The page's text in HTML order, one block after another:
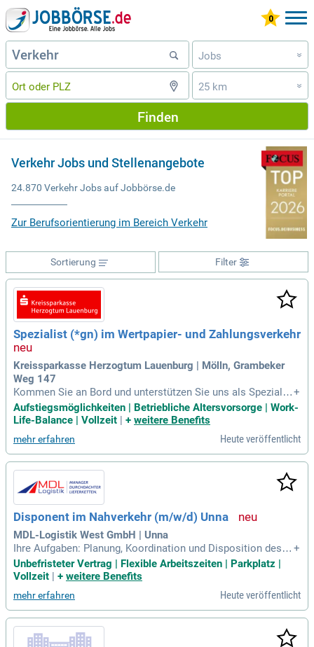
Jobs »
25 km »
Finden
Verkehr Jobs und Stellenangebote
24.870 Verkehr Jobs auf Jobbörse.de
Zur Berufsorientierung im Bereich Verkehr
Filter
Sortierung
Spezialist (*gn) im Wertpapier- und Zahlungsverkehr
Kreissparkasse Herzogtum Lauenburg | Mölln, Grambeker
Weg 147
Kommen Sie an Bord und unterstützen Sie uns als Spezialis
t (*gn) im Wertpapier- und Zahlungsverkehr in der Abteilung
Prozess- und Innovationsmanagement der Marktfolge.
+
Aufstiegsmöglichkeiten | Betriebliche Altersvorsorge | Work-
Life-Balance | Vollzeit | + weitere Benefits
mehr erfahren Heute veröffentlicht
Disponent im Nahverkehr (m/w/d) Unna
MDL-Logistik West GmbH | Unna
Ihre Aufgaben: Planung, Koordination und Disposition des N
ahverkehrs; GPS gesteuerte Terminüberwachung sowie Stat
uskontrolle und -vergabe; Kundenbetreuung hinsichtlich Auft
Kunden, externe Dienstleister
+
Unbefristeter Vertrag | Flexible Arbeitszeiten | Parkplatz |
Vollzeit
+ weitere Benefits
mehr erfahren Heute veröffentlicht